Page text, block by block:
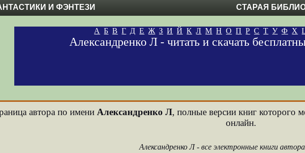
И ФЭНТЕЗИ СТАРАЯ
А Б В Г Д Е Ж З И Й К Л М Н О П Р С Т У Ф Х
Александренко Л - читать и скачать
автора по имени Александренко Л, полные версии книг которого
онлайн.
Александренко Л - все электронные книги